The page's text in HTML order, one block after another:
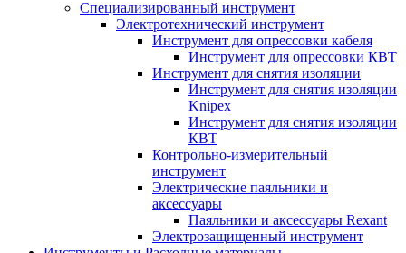
Специализированный инструмент
Электротехнический инструмент
Инструмент для опрессовки кабеля
Инструмент для опрессовки КВТ
Инструмент для снятия изоляции
Инструмент для снятия изоляции
Knipex
Инструмент для снятия изоляции
КВТ
Контрольно-измерительный
инструмент
Электрические паяльники и
аксессуары
Паяльники и аксессуары Rexant
Электрозащищенный инструмент